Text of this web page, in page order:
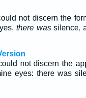
not discern the
there wassilence,
not discern the
eyes: there was